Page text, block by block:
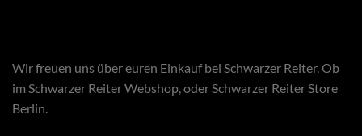
Wir freuen uns über euren Einkauf bei Schwarzer Reiter. Ob
im Schwarzer Reiter Webshop, oder Schwarzer Reiter Store
Berlin.